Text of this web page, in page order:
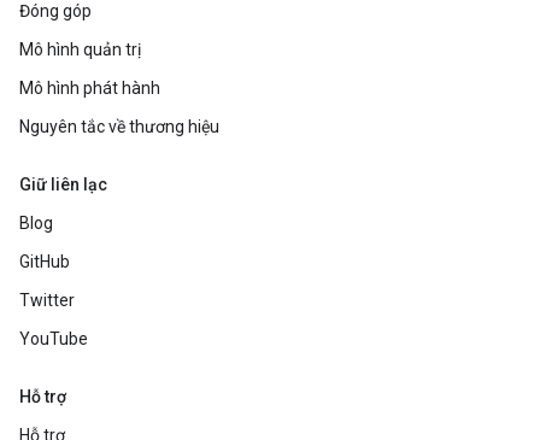
Đóng góp
Mô hình quản trị
Mô hình phát hành
Nguyên tắc về thương hiệu
Giữ liên lạc
Blog
GitHub
Twitter
YouTube
Hỗ trợ
Hỗ trợ